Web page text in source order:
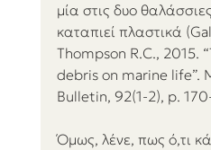
μία στις δυο
καταπιεί πλαστικά
Thompson R.C., 2015.
debris on marine life”.
Bulletin, 92(1-2), p.
Όμως, λένε, πως ό,τι